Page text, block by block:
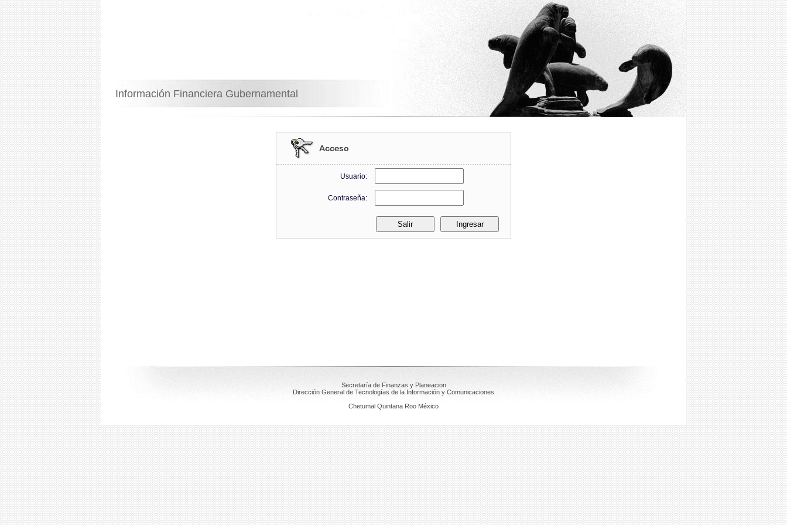
Información Financiera Gubernamental
Usuario:
Contraseña:
Secretaría de Finanzas y Planeacion
Dirección General de Tecnologías de la Información y Comunicaciones
Chetumal Quintana Roo México